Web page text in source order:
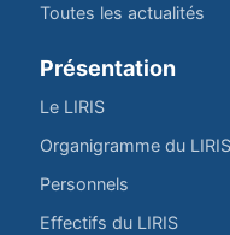
Toutes les actualités
Présentation
Le LIRIS
Organigramme du LIRIS
Personnels
Effectifs du LIRIS